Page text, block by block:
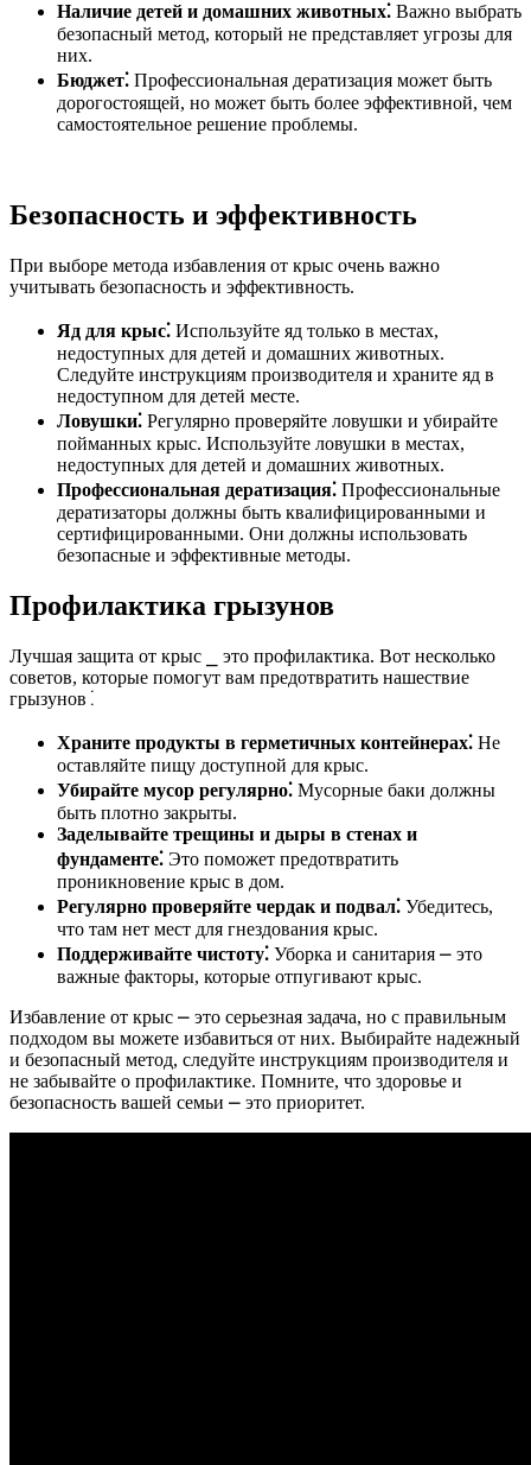
Наличие детей и домашних животных⁚ Важно выбрать
безопасный метод, который не представляет угрозы для
них.
Бюджет⁚ Профессиональная дератизация может быть
дорогостоящей, но может быть более эффективной, чем
самостоятельное решение проблемы.
Безопасность и эффективность
При выборе метода избавления от крыс очень важно
учитывать безопасность и эффективность.
Яд для крыс⁚ Используйте яд только в местах,
недоступных для детей и домашних животных.
Следуйте инструкциям производителя и храните яд в
недоступном для детей месте.
Ловушки⁚ Регулярно проверяйте ловушки и убирайте
пойманных крыс. Используйте ловушки в местах,
недоступных для детей и домашних животных.
Профессиональная дератизация⁚ Профессиональные
дератизаторы должны быть квалифицированными и
сертифицированными. Они должны использовать
безопасные и эффективные методы.
Профилактика грызунов
Лучшая защита от крыс ⎯ это профилактика. Вот несколько
советов, которые помогут вам предотвратить нашествие
грызунов⁚
Храните продукты в герметичных контейнерах⁚ Не
оставляйте пищу доступной для крыс.
Убирайте мусор регулярно⁚ Мусорные баки должны
быть плотно закрыты.
Заделывайте трещины и дыры в стенах и
фундаменте⁚ Это поможет предотвратить
проникновение крыс в дом.
Регулярно проверяйте чердак и подвал⁚ Убедитесь,
что там нет мест для гнездования крыс.
Поддерживайте чистоту⁚ Уборка и санитария ⎼ это
важные факторы, которые отпугивают крыс.
Избавление от крыс ⎼ это серьезная задача, но с правильным
подходом вы можете избавиться от них. Выбирайте надежный
и безопасный метод, следуйте инструкциям производителя и
не забывайте о профилактике. Помните, что здоровье и
безопасность вашей семьи ⎼ это приоритет.